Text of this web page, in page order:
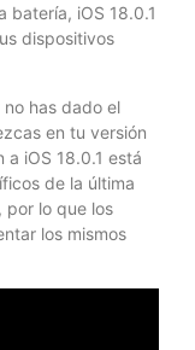
batería, iOS 18.0.1
dispositivos
no has dado el
en tu versión
iOS 18.0.1 está
de la última
por lo que los
los mismos